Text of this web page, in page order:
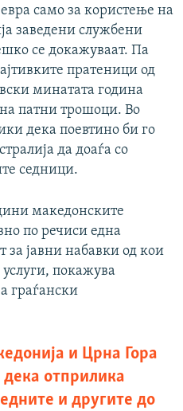
само за користење на
заведени службени
се докажуваат. Па
пратеници од
минатата година
патни трошоци. Во
дека поевтино би го
да доаѓа со
седници.
македонските
по речиси една
за јавни набавки од кои
покажува
граѓански
и Црна Гора
отприлика
и другите до